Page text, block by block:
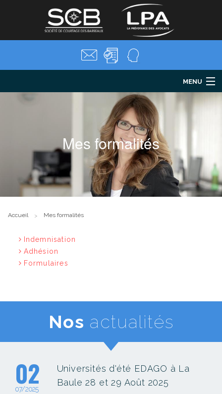
MENU
Parentalité
Mes formalités
Salariés
Actualités
Mes formalités
Accueil Mes formalités
Indemnisation
Adhésion
Formulaires
Nos actualités
02
07/2025
Universités d'été EDAGO à La
Baule 28 et 29 Août 2025